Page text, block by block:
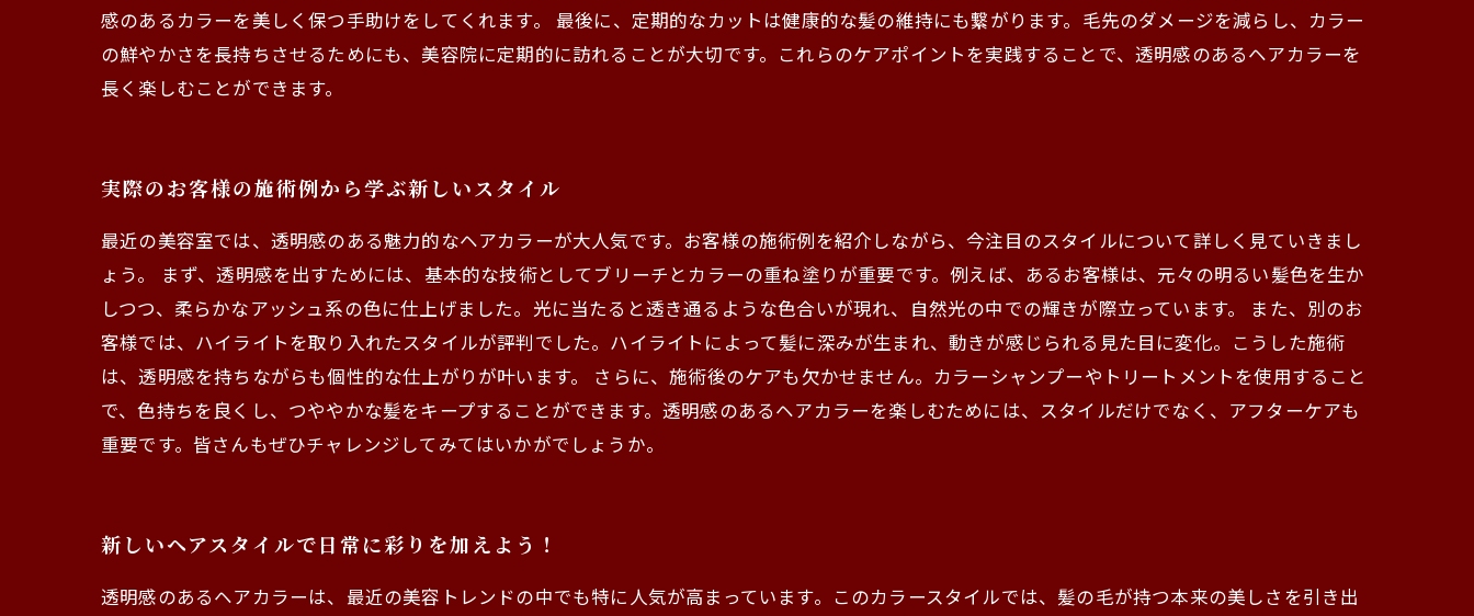
感のあるカラーを美しく保つ手助けをしてくれます。 最後に、定期的なカットは健康的な髪の維持にも繋がります。毛先のダメージを減らし、カラー
の鮮やかさを長持ちさせるためにも、美容院に定期的に訪れることが大切です。これらのケアポイントを実践することで、透明感のあるヘアカラーを
長く楽しむことができます。
実際のお客様の施術例から学ぶ新しいスタイル
最近の美容室では、透明感のある魅力的なヘアカラーが大人気です。お客様の施術例を紹介しながら、今注目のスタイルについて詳しく見ていきまし
ょう。 まず、透明感を出すためには、基本的な技術としてブリーチとカラーの重ね塗りが重要です。例えば、あるお客様は、元々の明るい髪色を生か
しつつ、柔らかなアッシュ系の色に仕上げました。光に当たると透き通るような色合いが現れ、自然光の中での輝きが際立っています。 また、別のお
客様では、ハイライトを取り入れたスタイルが評判でした。ハイライトによって髪に深みが生まれ、動きが感じられる見た目に変化。こうした施術
は、透明感を持ちながらも個性的な仕上がりが叶います。 さらに、施術後のケアも欠かせません。カラーシャンプーやトリートメントを使用すること
で、色持ちを良くし、つややかな髪をキープすることができます。透明感のあるヘアカラーを楽しむためには、スタイルだけでなく、アフターケアも
重要です。皆さんもぜひチャレンジしてみてはいかがでしょうか。
新しいヘアスタイルで日常に彩りを加えよう！
透明感のあるヘアカラーは、最近の美容トレンドの中でも特に人気が高まっています。このカラースタイルでは、髪の毛が持つ本来の美しさを引き出